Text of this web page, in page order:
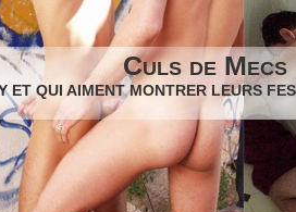
Culs de Mecs
ET QUI AIMENT MONTRER LEURS